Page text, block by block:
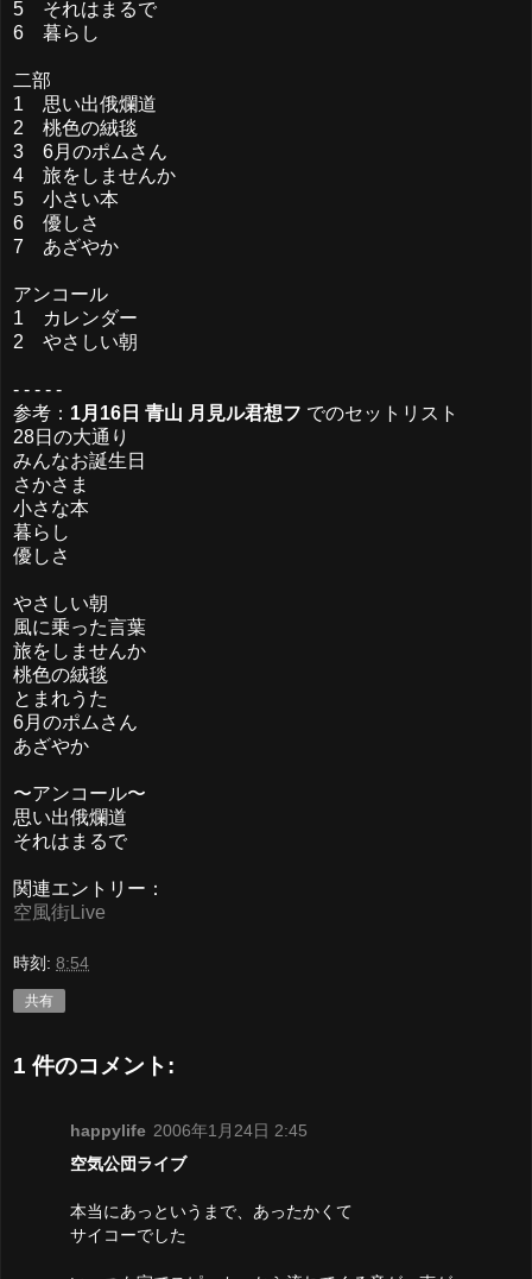
5 それはまるで
6 暮らし
二部
1 思い出俄爛道
2 桃色の絨毯
3 6月のポムさん
4 旅をしませんか
5 小さい本
6 優しさ
7 あざやか
アンコール
1 カレンダー
2 やさしい朝
- - - - -
参考： 1月16日 青山 月見ル君想フ でのセットリスト
28日の大通り
みんなお誕生日
さかさま
小さな本
暮らし
優しさ
やさしい朝
風に乗った言葉
旅をしませんか
桃色の絨毯
とまれうた
6月のポムさん
あざやか
〜アンコール〜
思い出俄爛道
それはまるで
関連エントリー：
空風街Live
時刻: 8:54
共有
1 件のコメント:
happylife 2006年1月24日 2:45
空気公団ライブ
本当にあっというまで、あったかくて
サイコーでした